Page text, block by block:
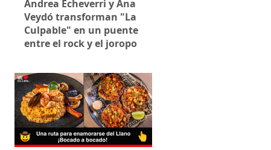
Andrea Echeverri y Ana
Veydó transforman "La
Culpable" en un puente
entre el rock y el joropo